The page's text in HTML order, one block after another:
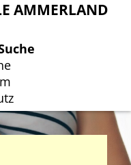
AMMERLAND
AMMERLAND